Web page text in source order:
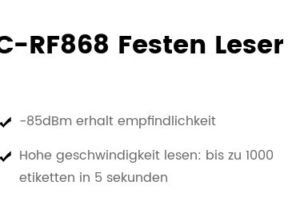
Festen Leser
-85dBm erhalt empfindlichkeit
Hohe geschwindigkeit lesen: bis zu 1000
etiketten in 5 sekunden